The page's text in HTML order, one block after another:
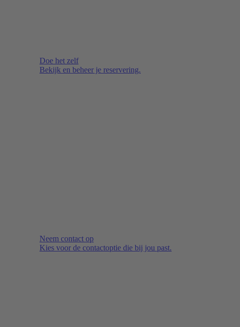
Doe het zelf
Bekijk en beheer je reservering.
Neem contact op
Kies voor de contactoptie die bij jou past.